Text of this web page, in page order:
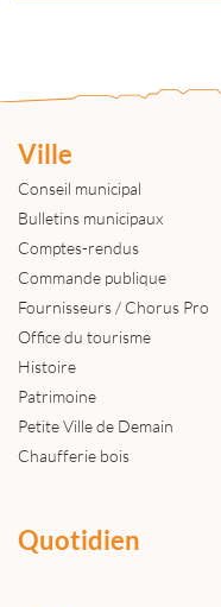
Ville
Conseil municipal
Bulletins municipaux
Comptes-rendus
Commande publique
Fournisseurs / Chorus Pro
Office du tourisme
Histoire
Patrimoine
Petite Ville de Demain
Chaufferie bois
Quotidien